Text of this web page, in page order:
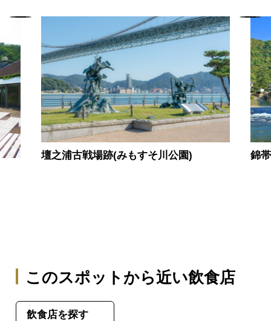
壇之浦古戦場跡(みもすそ川公園) 錦
このスポットから近い飲食店
飲食店を探す